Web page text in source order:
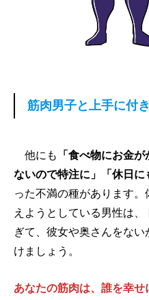
筋肉男子と上手に付
他にも
「食べ物にお金
ないので特注に」「休日に
った不満の種があります
えようとしている男性は
ぎて、彼女や奥さんをな
けましょう。
あなたの筋肉は、誰を幸